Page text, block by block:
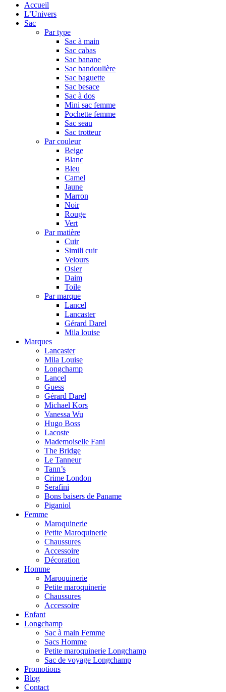
Accueil
L’Univers
Sac
Par type
Sac à main
Sac cabas
Sac banane
Sac bandoulière
Sac baguette
Sac besace
Sac à dos
Mini sac femme
Pochette femme
Sac seau
Sac trotteur
Par couleur
Beige
Blanc
Bleu
Camel
Jaune
Marron
Noir
Rouge
Vert
Par matière
Cuir
Simili cuir
Velours
Osier
Daim
Toile
Par marque
Lancel
Lancaster
Gérard Darel
Mila louise
Marques
Lancaster
Mila Louise
Longchamp
Lancel
Guess
Gérard Darel
Michael Kors
Vanessa Wu
Hugo Boss
Lacoste
Mademoiselle Fani
The Bridge
Le Tanneur
Tann’s
Crime London
Serafini
Bons baisers de Paname
Piganiol
Femme
Maroquinerie
Petite Maroquinerie
Chaussures
Accessoire
Décoration
Homme
Maroquinerie
Petite maroquinerie
Chaussures
Accessoire
Enfant
Longchamp
Sac à main Femme
Sacs Homme
Petite maroquinerie Longchamp
Sac de voyage Longchamp
Promotions
Blog
Contact